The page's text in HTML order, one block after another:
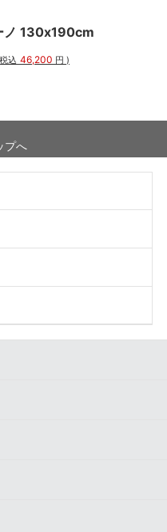
ノ 130x190cm
込 46,200 円 )
プへ